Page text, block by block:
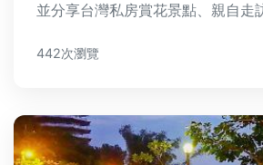
並分享台灣私房賞花景點、親自走
的心事，規劃一場療癒的追花之旅。
442次瀏覽